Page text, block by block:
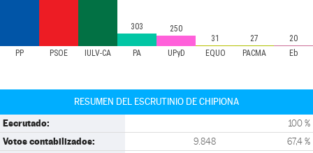
PP PSOE IULV-CA PA UPyD EQUO PACMA Eb
303
250
31
27 20
RESUMEN DEL ESCRUTINIO DE CHIPIONA
Escrutado: 100 %
Votos contabilizados: 9.848 67,4 %